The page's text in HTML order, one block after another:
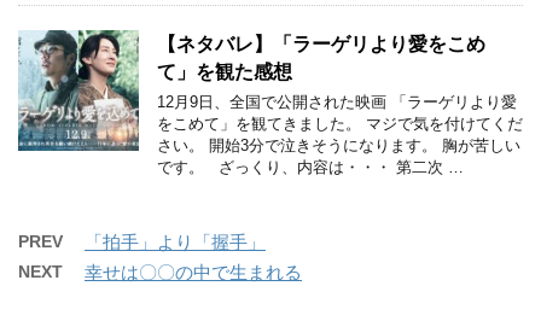
【ネタバレ】「ラーゲリより愛をこめ
て」を観た感想
12月9日、全国で公開された映画 「ラーゲリより愛
をこめて」を観てきました。 マジで気を付けてくだ
さい。 開始3分で泣きそうになります。 胸が苦しい
です。 ざっくり、内容は・・・ 第二次 …
PREV 「拍手」より「握手」
NEXT 幸せは〇〇の中で生まれる